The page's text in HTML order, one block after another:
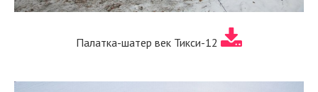
Палатка-шатер век Тикси-12